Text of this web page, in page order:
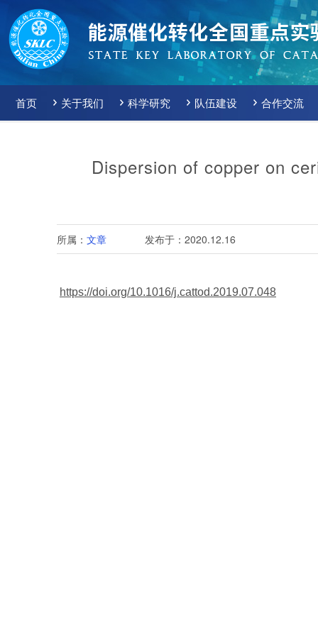
首页 关于我们 科学研究 队伍建设 合作交流
Dispersion of copper on
所属： 文章 发布于：2020.12.16
https://doi.org/10.1016/j.cattod.2019.07.048